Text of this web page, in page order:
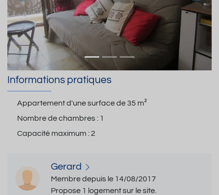
Informations pratiques
Appartement d'une surface de35 m²
Nombre de chambres : 1
Capacité maximum :2
Gerard
Membre depuis le 14/08/2017
Propose 1 logement sur le site.